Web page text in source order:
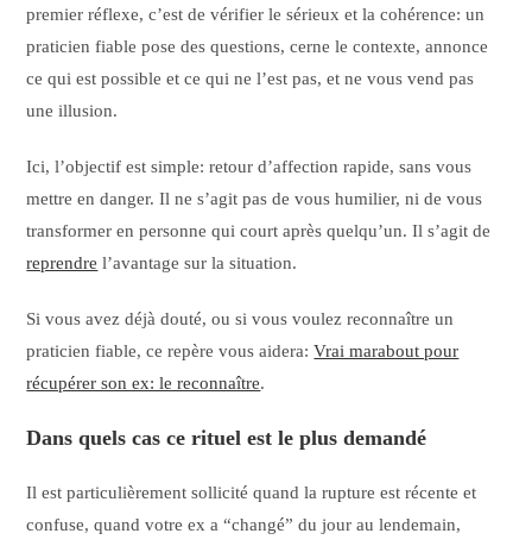
premier réflexe, c’est de vérifier le sérieux et la cohérence: un
praticien fiable pose des questions, cerne le contexte, annonce
ce qui est possible et ce qui ne l’est pas, et ne vous vend pas
une illusion.
Ici, l’objectif est simple: retour d’affection rapide, sans vous
mettre en danger. Il ne s’agit pas de vous humilier, ni de vous
transformer en personne qui court après quelqu’un. Il s’agit de
reprendre l’avantage sur la situation.
Si vous avez déjà douté, ou si vous voulez reconnaître un
praticien fiable, ce repère vous aidera:Vrai marabout pour
récupérer son ex: le reconnaître.
Dans quels cas ce rituel est le plus demandé
Il est particulièrement sollicité quand la rupture est récente et
confuse, quand votre ex a “changé” du jour au lendemain,